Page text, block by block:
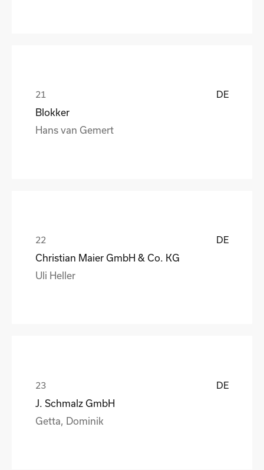
DE
Blokker
Hans van Gemert
DE
Christian Maier GmbH & Co. KG
Uli Heller
DE
J. Schmalz GmbH
Getta, Dominik